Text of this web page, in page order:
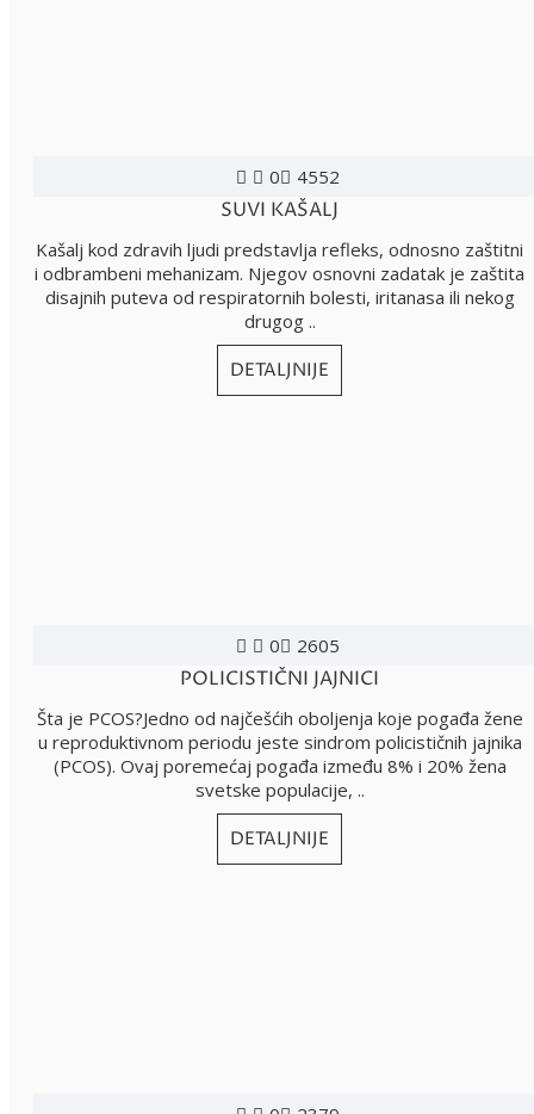
0 4552
SUVI KAŠALJ
Kašalj kod zdravih ljudi predstavlja refleks, odnosno zaštitni
i odbrambeni mehanizam. Njegov osnovni zadatak je zaštita
disajnih puteva od respiratornih bolesti, iritanasa ili nekog
drugog ..
DETALJNIJE
0 2605
POLICISTIČNI JAJNICI
Šta je PCOS?Jedno od najčešćih oboljenja koje pogađa žene
u reproduktivnom periodu jeste sindrom policističnih jajnika
(PCOS). Ovaj poremećaj pogađa između 8% i 20% žena
svetske populacije, ..
DETALJNIJE